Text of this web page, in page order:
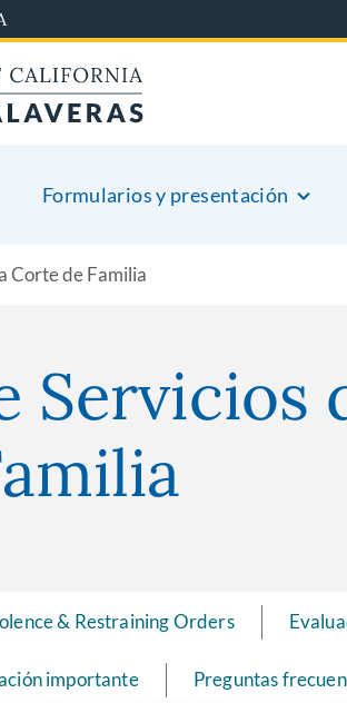
Formularios y presentación
Corte de Familia
Servicios
& Restraining Orders
importante Preguntas